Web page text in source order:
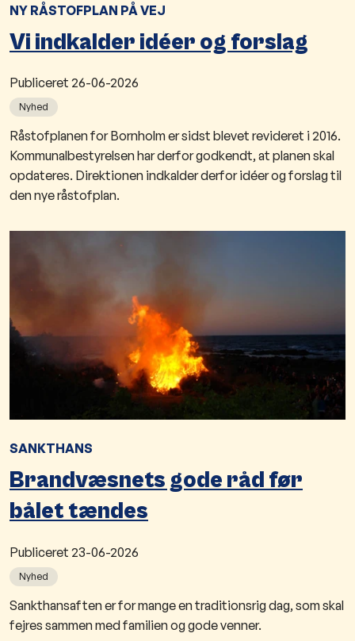
NY RÅSTOFPLAN PÅ VEJ
Vi indkalder idéer og forslag
Publiceret 26-06-2026
Nyhed
Råstofplanen for Bornholm er sidst blevet revideret i 2016.
Kommunalbestyrelsen har derfor godkendt, at planen skal
opdateres. Direktionen indkalder derfor idéer og forslag til
den nye råstofplan.
SANKTHANS
Brandvæsnets gode råd før
bålet tændes
Publiceret 23-06-2026
Nyhed
Sankthansaften er for mange en traditionsrig dag, som skal
fejres sammen med familien og gode venner.